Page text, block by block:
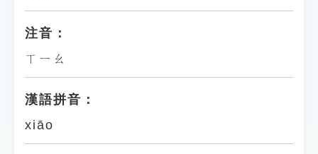
注音：
ㄒㄧㄠ
漢語拼音：
xiāo